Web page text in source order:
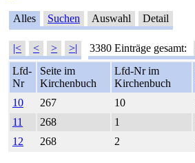
Alles Suchen Auswahl Detail
|< < > >| 3380 Einträge gesamt:
Lfd-
Nr
Seite im
Kirchenbuch
Lfd-Nr im
Kirchenbuch
10
267 10
11
268 1
12
268 2